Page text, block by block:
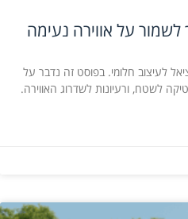
לשמור על אווירה נעימה
לעיצוב חלומי. בפוסט זה נדבר על
לשטח, ורעיונות לשדרוג האווירה.